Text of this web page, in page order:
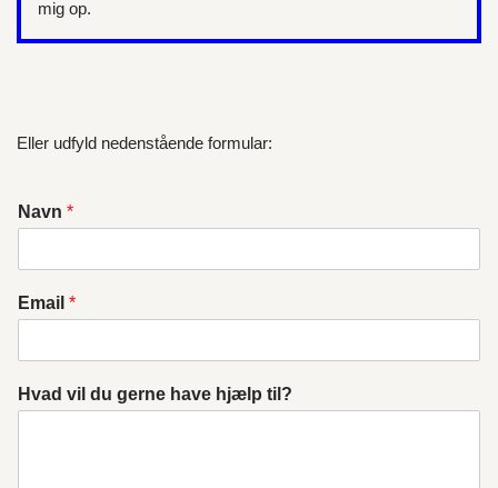
mig op.
Eller udfyld nedenstående formular:
Navn *
Email *
Hvad vil du gerne have hjælp til?